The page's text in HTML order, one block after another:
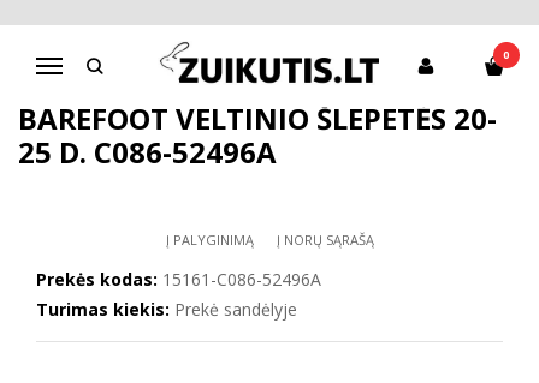
Navigacija
0
Pagrindinis
CANVAS
Barefoot veltinio šlepetės 20-25 d. C086-52496A
BAREFOOT VELTINIO ŠLEPETĖS 20-
25 D. C086-52496A
Į PALYGINIMĄ Į NORŲ SĄRAŠĄ
Prekės kodas: 15161-C086-52496A
Turimas kiekis: Prekė sandėlyje